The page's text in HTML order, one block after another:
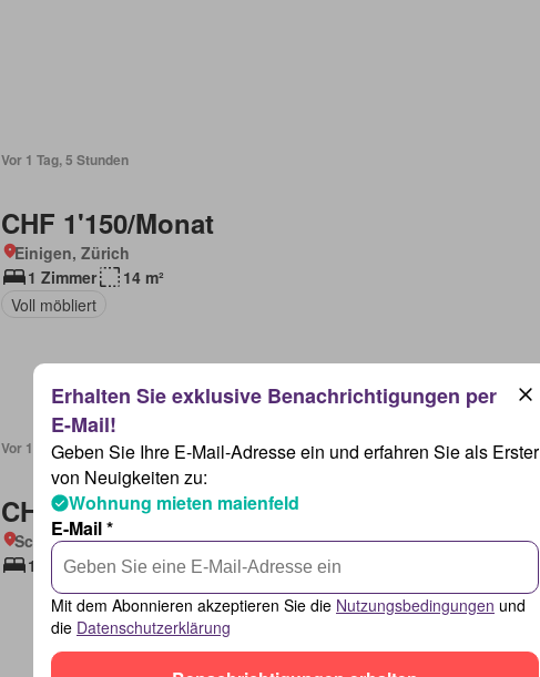
Vor 1 Tag, 5 Stunden
CHF 1'150/Monat
Einigen, Zürich
1 Zimmer
14 m²
Voll möbliert
Vor 1 Tag, 5 Stunden
CHF 635/Monat
Schwarzenbach (SG), St. Gallen
1 Zimmer
31 m²
Geben Sie Ihre E-Mail-Adresse ein und erfahren Sie als Erster
von Neuigkeiten zu:
Wohnung mieten maienfeld
E-Mail *
Mit dem Abonnieren akzeptieren Sie die Nutzungsbedingungen und
die Datenschutzerklärung